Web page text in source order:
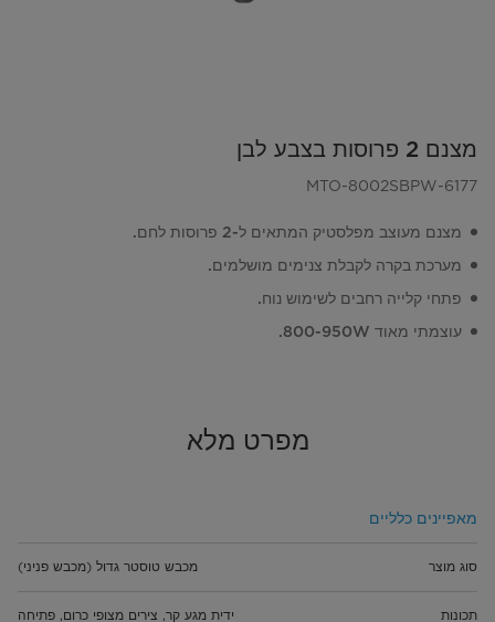
מצנם 2 פרוסות בצבע לבן
MTO-8002SBPW-6177
מצנם מעוצב מפלסטיק המתאים ל-2 פרוסות לחם.
מערכת בקרה לקבלת צנימים מושלמים.
פתחי קלייה רחבים לשימוש נוח.
עוצמתי מאוד 800-950W.
מפרט מלא
מאפיינים כלליים
סוג מוצר מכבש טוסטר גדול (מכבש פניני)
תכונות
ידית מגע קר, צירים מצופי כרום, פתיחה